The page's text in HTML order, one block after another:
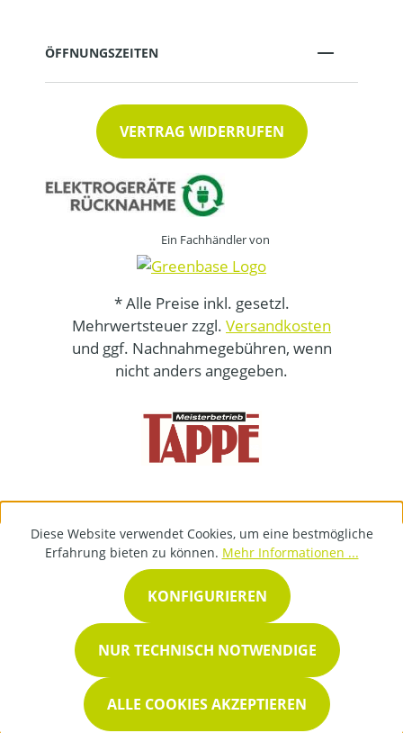
ÖFFNUNGSZEITEN
VERTRAG WIDERRUFEN
Ein Fachhändler von
* Alle Preise inkl. gesetzl.
Mehrwertsteuer zzgl. Versandkosten
und ggf. Nachnahmegebühren, wenn
nicht anders angegeben.
Diese Website verwendet Cookies, um eine bestmögliche
Erfahrung bieten zu können. Mehr Informationen ...
NUR TECHNISCH NOTWENDIGE
KONFIGURIEREN
ALLE COOKIES AKZEPTIEREN